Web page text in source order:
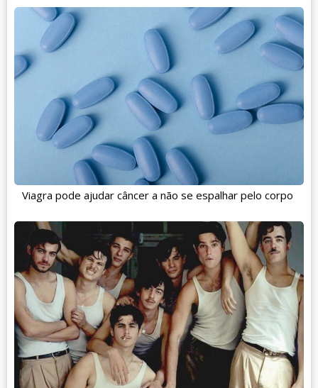
Viagra pode ajudar câncer a não se espalhar pelo corpo